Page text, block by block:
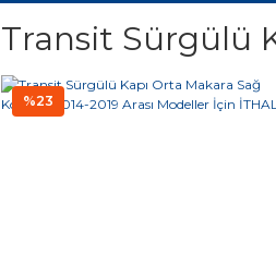
Transit Sürgülü
%23